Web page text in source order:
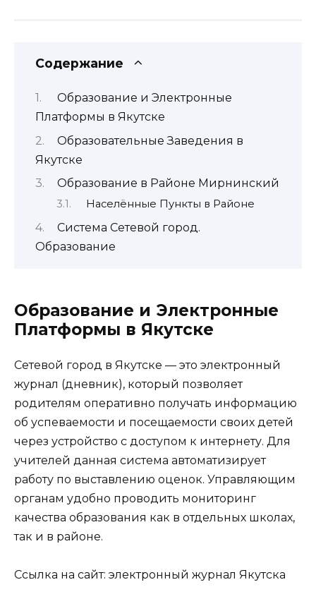
Содержание
Образование и Электронные
Платформы в Якутске
Образовательные Заведения в
Якутске
Образование в Районе Мирнинский
Населённые Пункты в Районе
Система Сетевой город.
Образование
Образование и Электронные
Платформы в Якутске
Сетевой город в Якутске — это электронный
журнал (дневник), который позволяет
родителям оперативно получать информацию
об успеваемости и посещаемости своих детей
через устройство с доступом к интернету. Для
учителей данная система автоматизирует
работу по выставлению оценок. Управляющим
органам удобно проводить мониторинг
качества образования как в отдельных школах,
так и в районе.
Ссылка на сайт: электронный журнал Якутска